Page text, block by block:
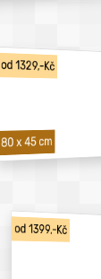
od 1329,-Kč
80 x 45 cm
od 1399,-Kč